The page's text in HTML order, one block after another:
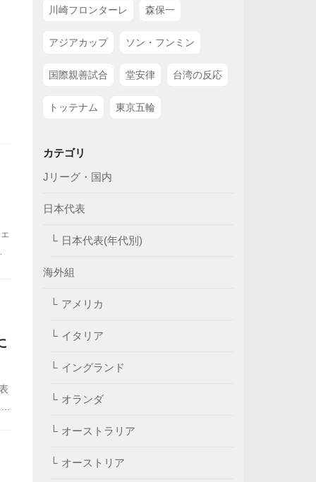
川崎フロンターレ 森保一
アジアカップ ソン・フンミン
国際親善試合 堂安律 台湾の反応
トッテナム 東京五輪
カテゴリ
Jリーグ・国内
日本代表
日本代表(年代別)
海外組
アメリカ
イタリア
イングランド
オランダ
オーストラリア
オーストリア